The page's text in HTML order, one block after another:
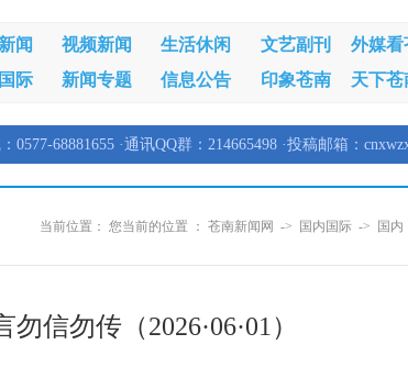
闻 视频新闻 生活休闲 文艺副刊
外媒看
际 新闻专题 信息公告 印象苍南 天下苍
0577-68881655 ·通讯QQ群：214665498 ·投稿邮箱：
当前位置： 您当前的位置 ： 苍南新闻网 -> 国内国际 -> 国内
信勿传（2026·06·01）